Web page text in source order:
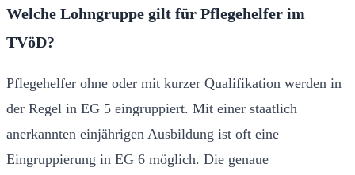
Welche Lohngruppe gilt für Pflegehelfer im
TVöD?
Pflegehelfer ohne oder mit kurzer Qualifikation werden in
der Regel in EG 5 eingruppiert. Mit einer staatlich
anerkannten einjährigen Ausbildung ist oft eine
Eingruppierung in EG 6 möglich. Die genaue